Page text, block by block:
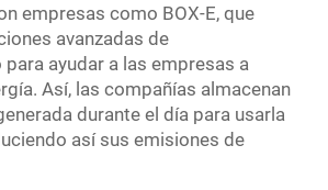
empresas como BOX-E, que
avanzadas de
ayudar a las empresas a
Así, las compañías almacenan
durante el día para usarla
así sus emisiones de